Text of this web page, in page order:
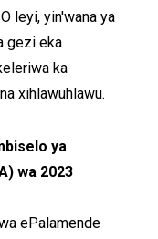
leyi, yin'wana ya
gezi eka
ka
xihlawuhlawu.
ya
wa 2023
ePalamende